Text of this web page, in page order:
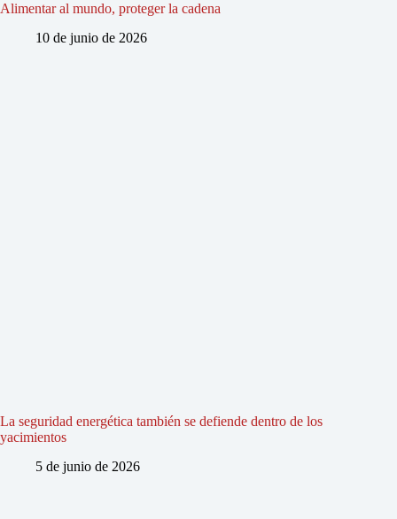
Alimentar al mundo, proteger la cadena
10 de junio de 2026
La seguridad energética también se defiende dentro de los
yacimientos
5 de junio de 2026